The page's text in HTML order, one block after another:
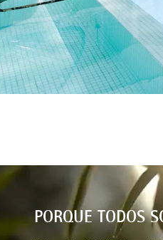
PORQUE TODOS